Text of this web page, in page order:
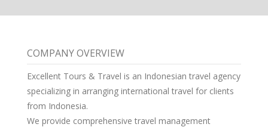
COMPANY OVERVIEW
Excellent Tours & Travel is an Indonesian travel agency
specializing in arranging international travel for clients
from Indonesia.
We provide comprehensive travel management